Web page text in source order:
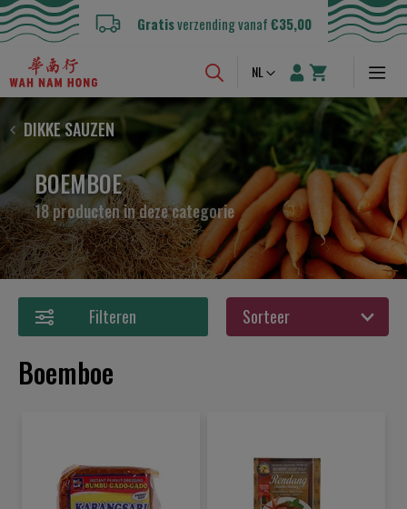
Gratisverzending vanaf€35,00
Taal
NL
DIKKE SAUZEN
BOEMBOE
18 producten in deze categorie
Filteren
Boemboe